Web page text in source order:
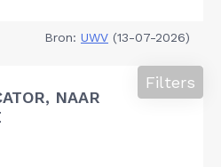
Bron: UWV (13-07-2026)
NAAR
Filters